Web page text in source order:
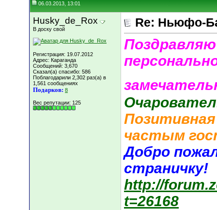
06.03.2013, 13:01
Husky_de_Rox
В доску свой
Регистрация: 19.07.2012
Адрес: Караганда
Сообщений: 3,670
Сказал(а) спасибо: 586
Поблагодарили 2,302 раз(а) в
1,561 сообщениях
Подарков: 8
Вес репутации: 125
Re: Ньюфо-
Позитивная
частым
Добро
страничку!
http://
t=26168